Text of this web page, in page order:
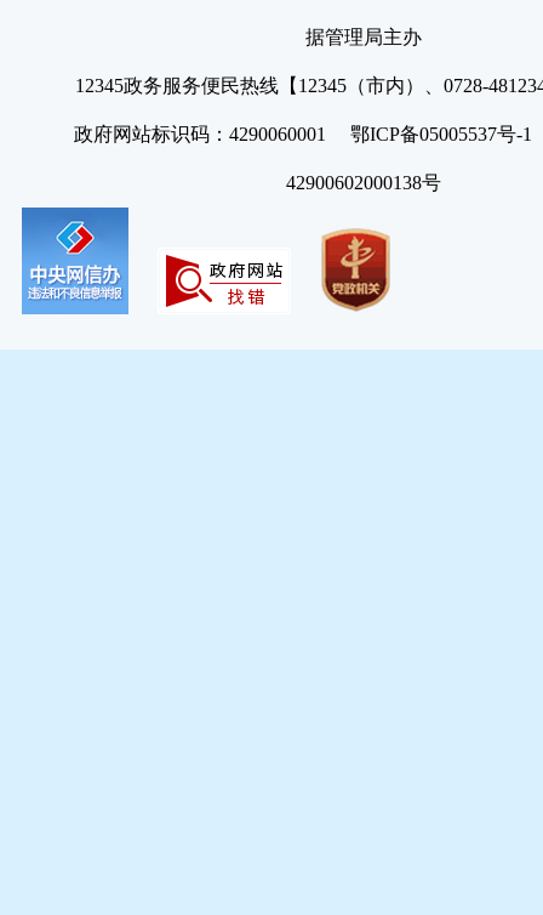
据管理局主办
12345政务服务便民热线【12345（市内）、0728-
政府网站标识码：4290060001 鄂ICP备05005537号
42900602000138号